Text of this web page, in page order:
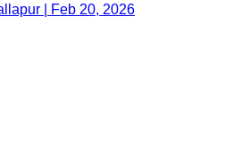
| Feb 20, 2026